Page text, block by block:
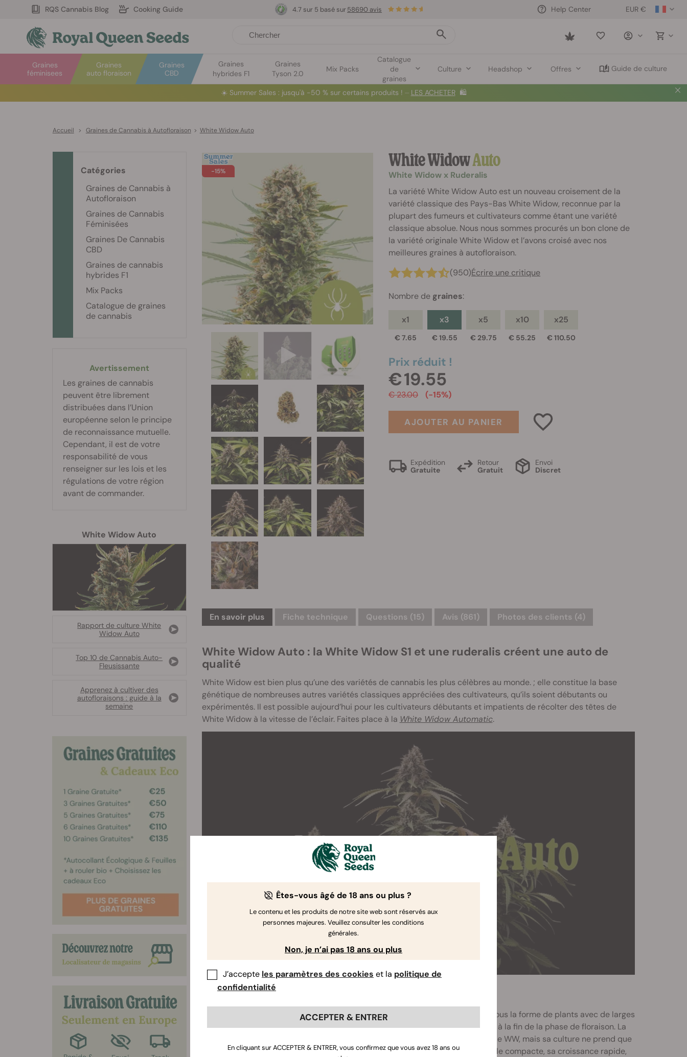
RQS Cannabis Blog Cooking Guide EUR €
Help Center
Saved
Graines
auto floraison
Graines
féminisees
Graines
CBD
Graines
hybrides F1
Graines
Tyson 2.0
Mix Packs
Catalogue
de
graines
Culture Headshop Offres Guide de culture
4.7 sur 5 basé sur58690 avis
☀️ Summer Sales : jusqu'à -50 % sur certains produits ! ⏤ LES ACHETER 🛍️
Accueil > Graines de Cannabis à Autofloraison > White Widow Auto
-15%
White WidowAuto
White Widow x Ruderalis
La variété White Widow Auto est un nouveau croisement de la
variété classique des Pays-Bas White Widow, reconnue par la
plupart des fumeurs et cultivateurs comme étant une variété
classique absolue. Nous nous sommes procurés un bon clone de
la variété originale White Widow et l’avons croisé avec nos
meilleures graines à autofloraison.
(950)Écrire une critique
Nombre de graines:
x1
€ 7.65
x3
€ 19.55
x5
€ 29.75
x10
€ 55.25
x25
€ 110.50
Prix réduit !
€ 19.55
€ 23.00 (-15%)
AJOUTER AU PANIER
Expédition
Gratuite
Retour
Gratuit
Envoi
Discret
En savoir plus Fiche technique Questions (15) Avis (861) Photos des clients (4)
White Widow Auto : la White Widow S1 et une ruderalis créent une auto de
qualité
White Widow est bien plus qu’une des variétés de cannabis les plus célèbres au monde. ; elle constitue la base
génétique de nombreuses autres variétés classiques appréciées des cultivateurs, qu’ils soient débutants ou
expérimentés. Il est possible aujourd’hui pour les cultivateurs débutants et impatients de récolter des têtes de
White Widow à la vitesse de l’éclair. Faites place à la White Widow Automatic.
Cultiver les graines de White Widow Auto
Tout comme la White Widow photopériodique originale, cette variété pousse sous la forme de plants avec de larges
feuilles vert foncé et d’épaisses têtes couvertes d’une lourde couche de résine à la fin de la phase de floraison. La
réplique de nombreuses caractéristiques de l’originale WW, mais sa culture ne prend que
75-85 joursau total ! Les principales différences de notre variante sont sa taille compacte, sa croissance rapide,
Catégories
Graines de Cannabis à
Autofloraison
Graines de Cannabis
Féminisées
Graines De Cannabis
CBD
Graines de cannabis
hybrides F1
Mix Packs
Catalogue de graines
de cannabis
Avertissement
Les graines de cannabis
peuvent être librement
distribuées dans l’Union
européenne selon le principe
de reconnaissance mutuelle.
Cependant, il est de votre
responsabilité de vous
renseigner sur les lois et les
régulations de votre région
avant de commander.
White Widow Auto
Rapport de culture White
Widow Auto
Top 10 de Cannabis Auto-
Fleusissante
Apprenez à cultiver des
autofloraisons : guide à la
semaine
Êtes-vous âgé de 18 ans ou plus ?
Le contenu et les produits de notre site web sont réservés aux
personnes majeures. Veuillez consulter les conditions
générales.
Non, je n’ai pas 18 ans ou plus
J’accepte les paramètres des cookies et la politique de
confidentialité
ACCEPTER & ENTRER
En cliquant sur ACCEPTER & ENTRER, vous confirmez que vous avez 18 ans ou